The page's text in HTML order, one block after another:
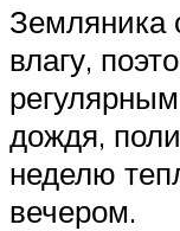
Земляника
влагу,
дождя,
неделю
вечером.